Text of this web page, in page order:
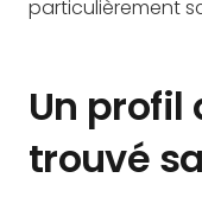
particulièrement
Un profil
trouvé